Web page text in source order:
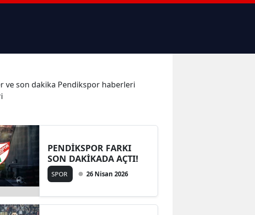
Artvin
Bitlis
Bolu
ve son dakika Pendikspor haberleri
PENDİKSPOR FARKI
SON DAKİKADA AÇTI!
SPOR 26 Nisan 2026